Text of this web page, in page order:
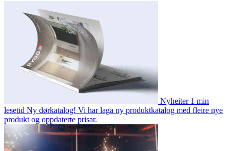
Nyheiter 1 min
lesetid Ny dørkatalog! Vi har laga ny produktkatalog med fleire nye
produkt og oppdaterte prisar.